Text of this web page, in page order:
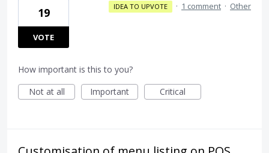
19
VOTE
IDEA TO UPVOTE · 1 comment · Other
How important is this to you?
Not at all
Important Critical